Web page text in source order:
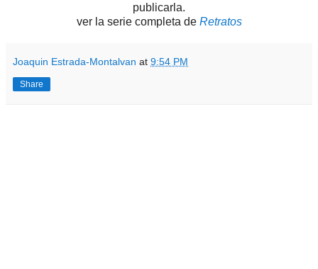
publicarla.
ver la serie completa de Retratos
Joaquin Estrada-Montalvan at 9:54 PM
Share